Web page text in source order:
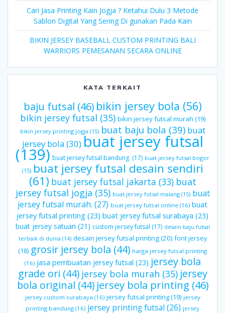
Cari Jasa Printing Kain Jogja ? Ketahui Dulu 3 Metode
Sablon Digital Yang Sering Di gunakan Pada Kain
BIKIN JERSEY BASEBALL CUSTOM PRINTING BALI
WARRIORS PEMESANAN SECARA ONLINE
KATA TERKAIT
baju futsal (46) bikin jersey bola (56)
bikin jersey futsal (35) bikin jersey futsal murah (19)
bikin jersey printing jogja (15) buat baju bola (39) buat
jersey bola(30)buat jersey futsal
(139) buat jersey futsal bandung. (17) buat jersey futsal bogor
(15) buat jersey futsal desain sendiri
(61) buat jersey futsal jakarta (33) buat
jersey futsal jogja (35) buat jersey futsal malang(15) buat
jersey futsal murah. (27) buat jersey futsal online(16) buat
jersey futsal printing (23) buat jersey futsal surabaya (23)
buat jersey satuan (21) custom jersey futsal (17) desain baju futsal
terbaik di dunia (14) desain jersey futsal printing(20) font jersey
(18) grosir jersey bola (44) harga jersey futsal printing
(16) jasa pembuatan jersey futsal (23) jersey bola
grade ori (44) jersey bola murah (35) jersey
bola original (44) jersey bola printing (46)
jersey custom surabaya (16) jersey futsal printing(19) jersey
printing bandung (16) jersey printing futsal (26) jersey